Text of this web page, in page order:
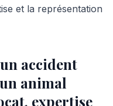
et la représentation
accident
animal
expertise